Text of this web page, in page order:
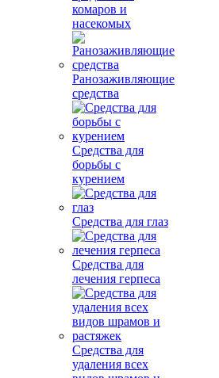
комаров и
насекомых
Ранозаживляющие
средства
Средства для
борьбы с
курением
Средства для глаз
Средства для
лечения герпеса
Средства для
удаления всех